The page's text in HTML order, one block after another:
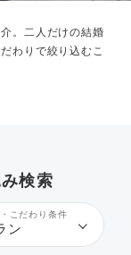
。 二人だけの結婚
わりで絞り込むこ
検索
こだわり条件
ン